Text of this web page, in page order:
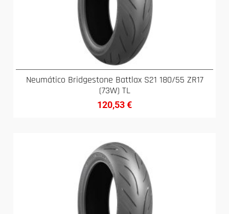
Neumático Bridgestone Battlax S21 180/55 ZR17
(73W) TL
120,53€